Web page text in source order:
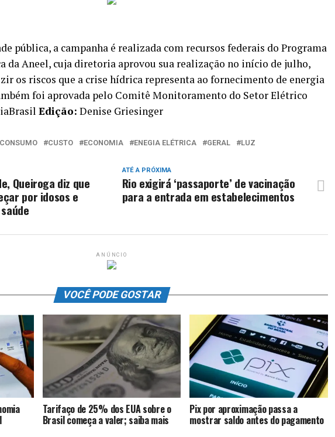
pública, a campanha é realizada com recursos federais do Programa
da Aneel, cuja diretoria aprovou sua realização no início de julho,
os riscos que a crise hídrica representa ao fornecimento de energia
foi aprovada pelo Comitê Monitoramento do Setor Elétrico
Edição: Denise Griesinger
CONSUMO CUSTO ECONOMIA ENEGIA ELÉTRICA GERAL LUZ
ATÉ A PRÓXIMA
Rio exigirá ‘passaporte’ de vacinação
para a entrada em estabelecimentos
Queiroga diz que
por idosos e
ANÚNCIO
VOCÊ PODE GOSTAR
Tarifaço de 25% dos EUA sobre o
Brasil começa a valer; saiba mais
Pix por aproximação passa a
mostrar saldo antes do pagamento